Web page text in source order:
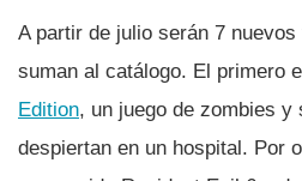
A partir de julio serán 7
suman al catálogo. El primero
Edition, un juego de zombies y
despiertan en un hospital. Por